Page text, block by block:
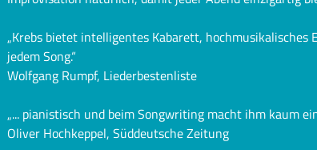
„Krebs bietet intelligentes Kabarett,
jedem Song.“
Wolfgang Rumpf, Liederbestenliste
„... pianistisch und beim Songwriting macht ihm kaum
Oliver Hochkeppel, Süddeutsche Zeitung